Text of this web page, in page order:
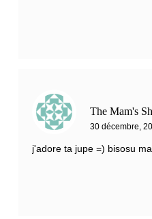
The Mam's
30 décembre,
j'adore ta jupe =) bisosu